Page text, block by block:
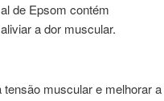
de Epsom contém
a dor muscular.
muscular e melhorar a